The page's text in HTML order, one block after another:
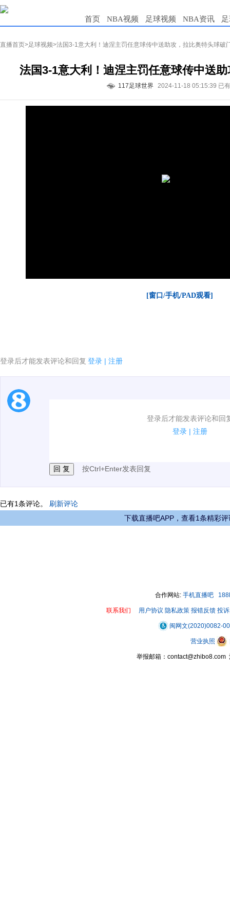
首页 NBA视频 足球视频 NBA资讯
直播首页>足球视频>法国3-1意大利！迪涅主罚任意球传中送助攻，拉比奥特头球破
法国3-1意大利！迪涅主罚任意球传中送
117足球世界 2024-11-18 05:15:39 已
[窗口/手机/PAD观看]
登录后才能发表评论和回复 登录 | 注册
登录后才能发表评论和回
登录 | 注册
1.电脑端新用户可以发表评论了！
按Ctrl+Enter发表回复
已有1条评论。 刷新评论
下载直播吧APP，查看1条精彩评
合作网站: 手机直播吧
联系我们 用户协议 隐私政策 报错反馈 投
闽网文(2020)0082-
营业执照
举报邮箱：